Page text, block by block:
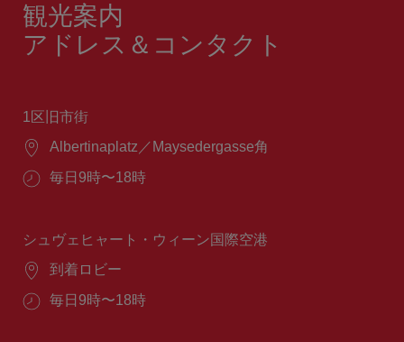
観光案内
アドレス＆コンタクト
1区旧市街
場
Albertinaplatz／Maysedergasse角
営
間：
毎日9時〜18時
シュヴェヒャート・ウィーン国際空港
場
到着ロビー
営
毎日9時〜18時